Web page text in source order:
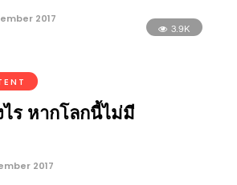
2017
3.9K
ร หากโลกนี้ไม่มี
2017